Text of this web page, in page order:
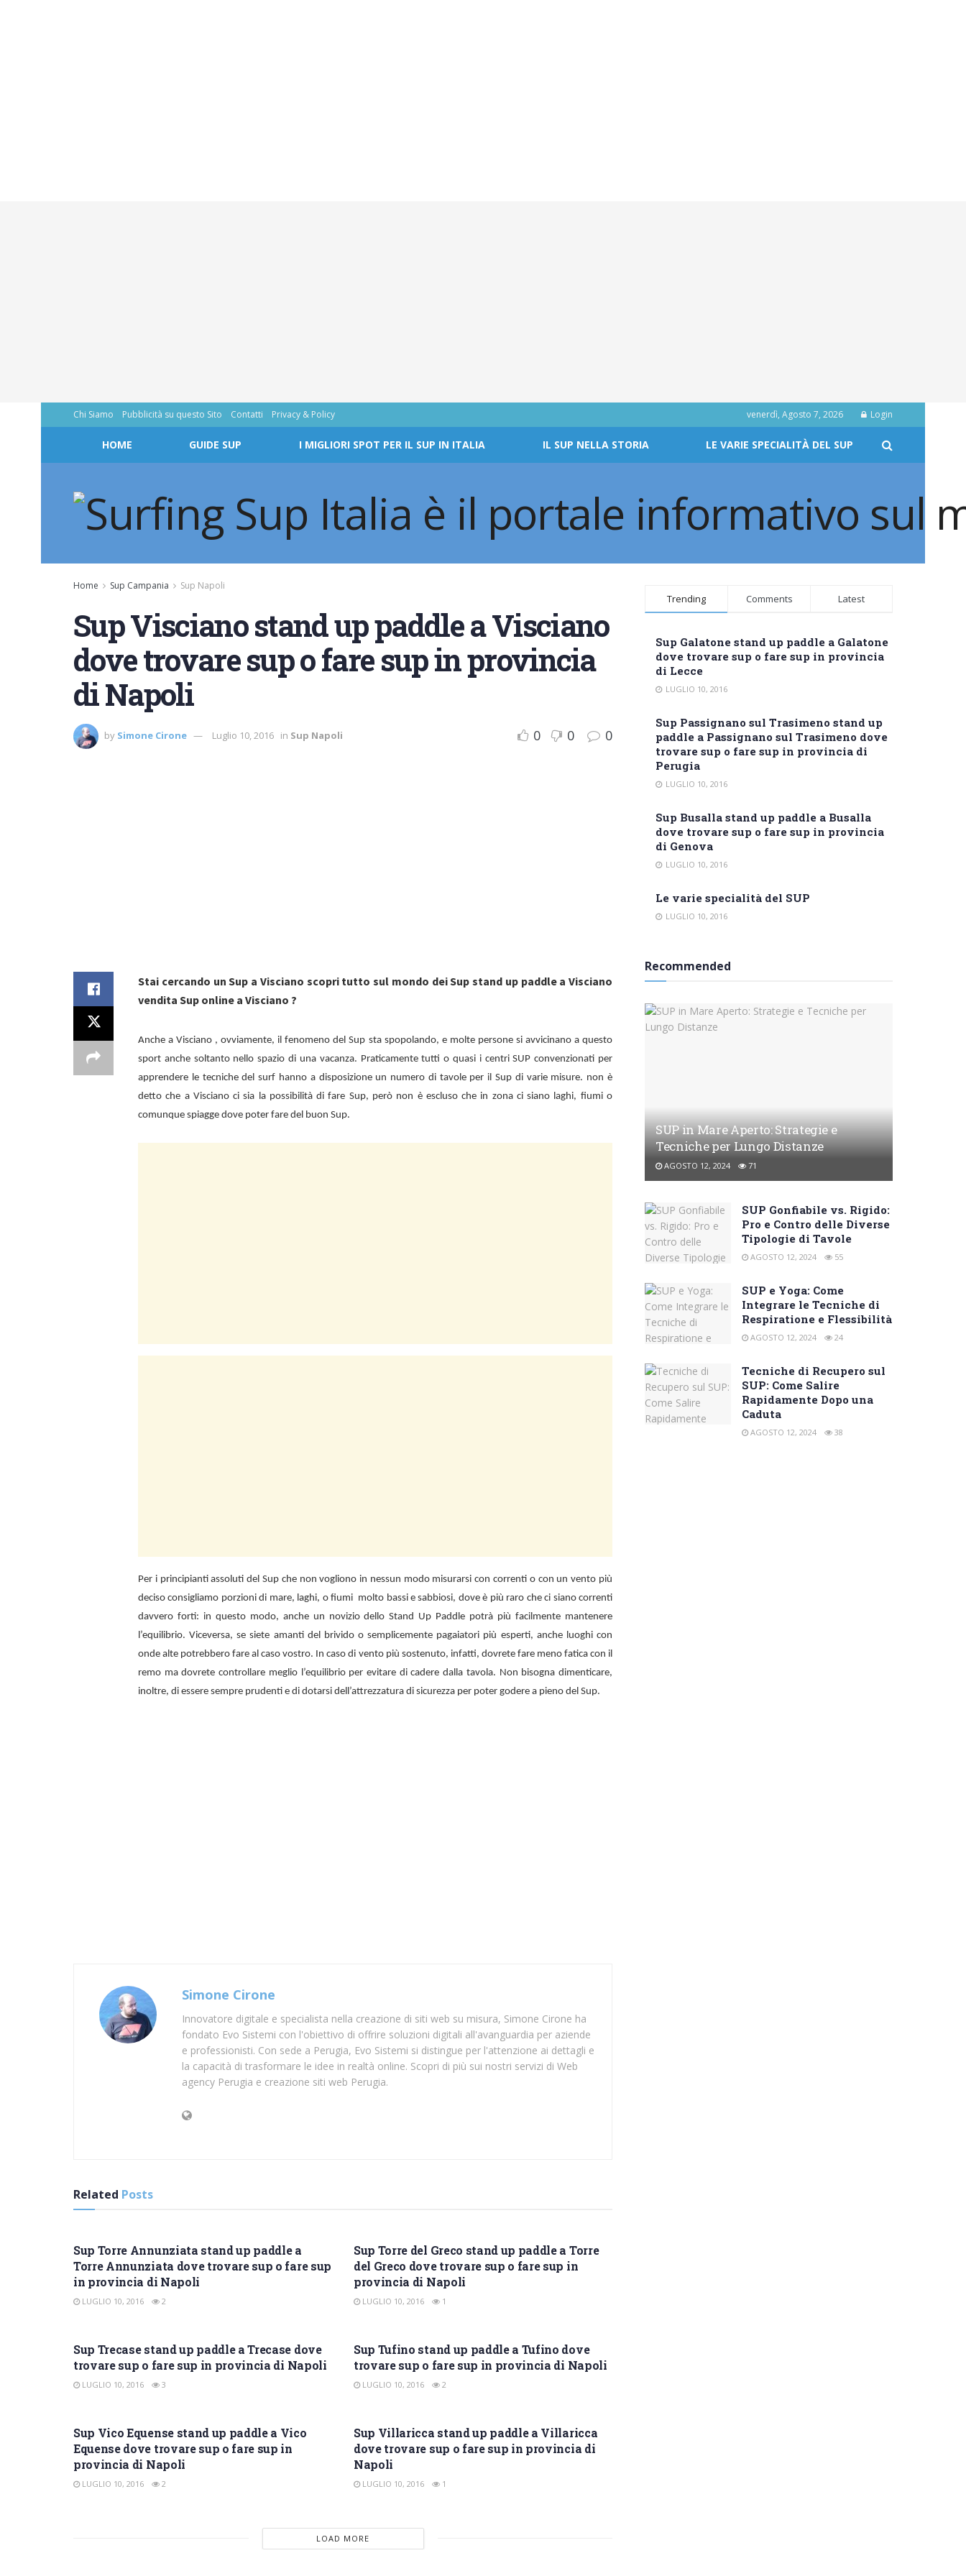
Chi Siamo Pubblicità su questo Sito Contatti Privacy & Policy venerdì, Agosto 7, 2026 Login
HOME GUIDE SUP I MIGLIORI SPOT PER IL SUP IN ITALIA IL SUP NELLA STORIA LE VARIE SPECIALITÀ DEL SUP
Home Sup Campania Sup Napoli
Sup Visciano stand up paddle a Visciano
dove trovare sup o fare sup in provincia
di Napoli
by Simone Cirone Luglio 10, 2016 in Sup Napoli 0 0 0
Stai cercando un Sup a Visciano scopri tutto sul mondo dei Sup stand up paddle a Visciano
vendita Sup online a Visciano ?
Anche aVisciano , ovviamente, il fenomeno del Sup sta spopolando, e molte persone si avvicinano a questo
sport anche soltanto nello spazio di una vacanza. Praticamente tutti o quasi i centri SUP convenzionati per
apprendere le tecniche del surf hanno a disposizione un numero di tavole per il Sup di varie misure. non è
detto che a Visciano ci sia la possibilità di fare Sup, però non è escluso che in zona ci siano laghi, fiumi o
comunque spiagge dove poter fare del buon Sup.
Per i principianti assoluti del Sup che non vogliono in nessun modo misurarsi con correnti o con un vento più
deciso consigliamo porzioni di mare, laghi, o fiumi molto bassi e sabbiosi, dove è più raro che ci siano correnti
davvero forti: in questo modo, anche un novizio delloStand Up Paddle potrà più facilmente mantenere
l’equilibrio. Viceversa, se siete amanti del brivido o semplicemente pagaiatori più esperti, anche luoghi con
onde alte potrebbero fare al caso vostro. In caso di vento più sostenuto, infatti, dovrete fare meno fatica con il
remo ma dovrete controllare meglio l’equilibrio per evitare di cadere dalla tavola. Non bisogna dimenticare,
inoltre, di essere sempre prudenti e di dotarsi dell’attrezzatura di sicurezza per poter godere a pieno del Sup.
Simone Cirone
Innovatore digitale e specialista nella creazione di siti web su misura, Simone Cirone ha
fondato Evo Sistemi con l'obiettivo di offrire soluzioni digitali all'avanguardia per aziende
e professionisti. Con sede a Perugia, Evo Sistemi si distingue per l'attenzione ai dettagli e
la capacità di trasformare le idee in realtà online. Scopri di più sui nostri servizi di Web
agency Perugia e creazione siti web Perugia.
Related Posts
Sup Torre Annunziata stand up paddle a
Torre Annunziata dove trovare sup o fare sup
in provincia di Napoli
LUGLIO 10, 2016 2
Sup Torre del Greco stand up paddle a Torre
del Greco dove trovare sup o fare sup in
provincia di Napoli
LUGLIO 10, 2016 1
Sup Trecase stand up paddle a Trecase dove
trovare sup o fare sup in provincia di Napoli
LUGLIO 10, 2016 3
Sup Tufino stand up paddle a Tufino dove
trovare sup o fare sup in provincia di Napoli
LUGLIO 10, 2016 2
Sup Vico Equense stand up paddle a Vico
Equense dove trovare sup o fare sup in
provincia di Napoli
LUGLIO 10, 2016 2
Sup Villaricca stand up paddle a Villaricca
dove trovare sup o fare sup in provincia di
Napoli
LUGLIO 10, 2016 1
LOAD MORE
Trending Comments Latest
Sup Galatone stand up paddle a Galatone
dove trovare sup o fare sup in provincia
di Lecce
LUGLIO 10, 2016
Sup Passignano sul Trasimeno stand up
paddle a Passignano sul Trasimeno dove
trovare sup o fare sup in provincia di
Perugia
LUGLIO 10, 2016
Sup Busalla stand up paddle a Busalla
dove trovare sup o fare sup in provincia
di Genova
LUGLIO 10, 2016
Le varie specialità del SUP
LUGLIO 10, 2016
Recommended
SUP in Mare Aperto: Strategie e
Tecniche per Lungo Distanze
AGOSTO 12, 2024 71
SUP Gonfiabile vs. Rigido:
Pro e Contro delle Diverse
Tipologie di Tavole
AGOSTO 12, 2024 55
SUP e Yoga: Come
Integrare le Tecniche di
Respiratione e Flessibilità
AGOSTO 12, 2024 24
Tecniche di Recupero sul
SUP: Come Salire
Rapidamente Dopo una
Caduta
AGOSTO 12, 2024 38